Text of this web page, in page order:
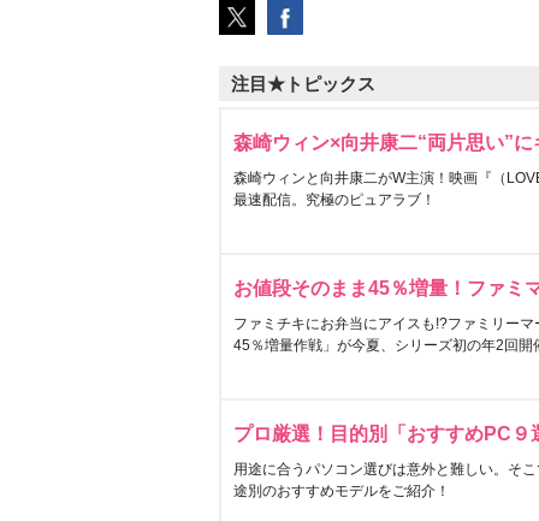
注目★トピックス
森崎ウィン×向井康二“両片思い”
森崎ウィンと向井康二がW主演！映画『（
最速配信。究極のピュアラブ！
お値段そのまま45％増量！ファミ
ファミチキにお弁当にアイスも!?ファミリー
45％増量作戦」が今夏、シリーズ初の年2回開
プロ厳選！目的別「おすすめPC９
用途に合うパソコン選びは意外と難しい。そ
途別のおすすめモデルをご紹介！